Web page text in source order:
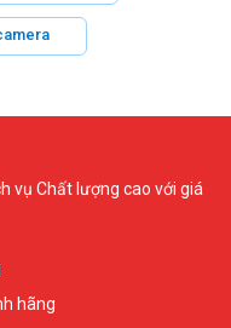
vụ Chất lượng cao với giá
hãng